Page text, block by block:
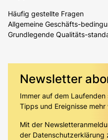
Häufig gestellte Fragen
Allgemeine Geschäfts-
Grundlegende Qualitäts-
Newsletter
Immer auf dem
Tipps und Ereignisse mehr
Mit der
der Datenschutzerklärung